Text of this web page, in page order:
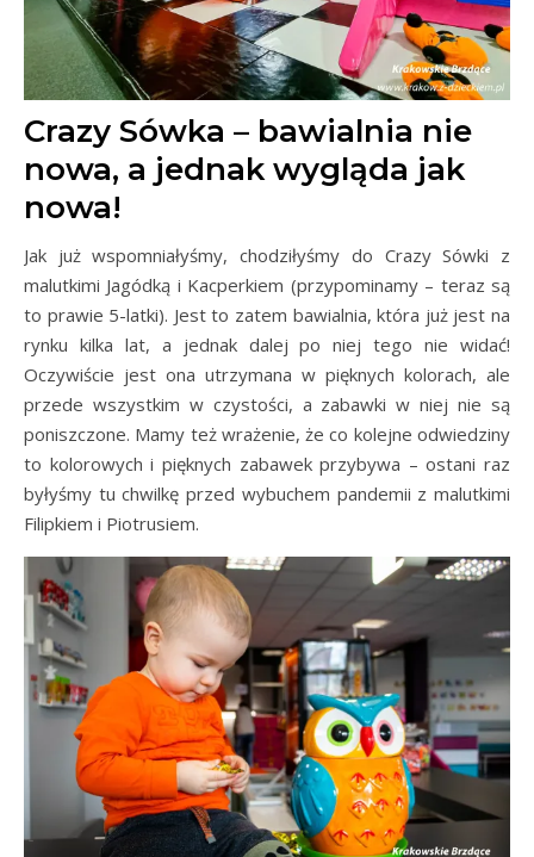
Crazy Sówka – bawialnia nie
nowa, a jednak wygląda jak
nowa!
Jak już wspomniałyśmy, chodziłyśmy do Crazy Sówki z
malutkimi Jagódką i Kacperkiem (przypominamy – teraz są
to prawie 5-latki). Jest to zatem bawialnia, która już jest na
rynku kilka lat, a jednak dalej po niej tego nie widać!
Oczywiście jest ona utrzymana w pięknych kolorach, ale
przede wszystkim w czystości, a zabawki w niej nie są
poniszczone. Mamy też wrażenie, że co kolejne odwiedziny
to kolorowych i pięknych zabawek przybywa – ostani raz
byłyśmy tu chwilkę przed wybuchem pandemii z malutkimi
Filipkiem i Piotrusiem.